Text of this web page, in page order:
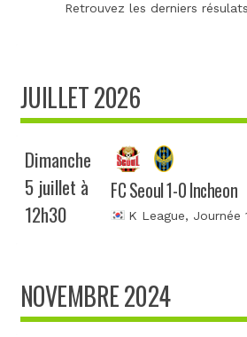
Retrouvez les derniers
JUILLET 2026
Dimanche
5 juillet à
12h30
FC Seoul 1-0 Incheon
K League, Journée
NOVEMBRE 2024